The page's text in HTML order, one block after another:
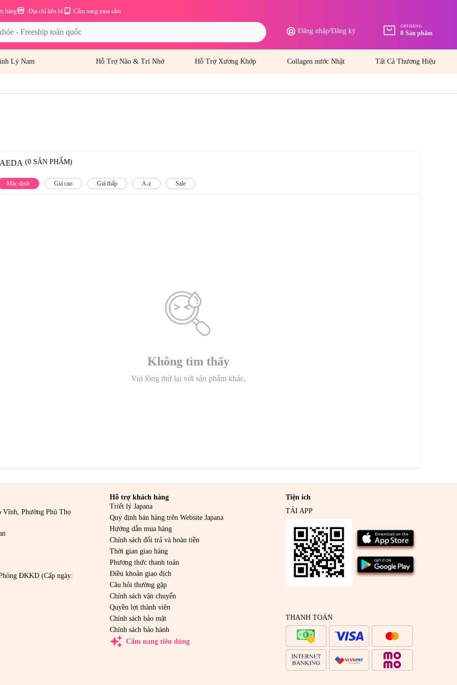
Cẩm nang mua sắm
Địa chỉ liên hệ
hàng
Đăng nhập/Đăng ký
GIỎ HÀNG
0 Sản phẩm
Lý Nam Hỗ Trợ Não & Trí Nhớ Hỗ Trợ Xương Khớp Collagen nước Nhật Tất Cả Thương Hiệu
(0 SẢN PHẨM)
Mặc định Giá cao Giá thấp A-z Sale
Không tìm thấy
Vui lòng thử lại với sản phẩm khác.
Vĩnh, Phường Phú Thọ
ĐKKD (Cấp ngày:
Hỗ trợ khách hàng
Triết lý Japana
Quy định bán hàng trên Website Japana
Hướng dẫn mua hàng
Chính sách đổi trả và hoàn tiền
Thời gian giao hàng
Phương thức thanh toán
Điều khoản giao dịch
Câu hỏi thường gặp
Chính sách vận chuyển
Quyền lợi thành viên
Chính sách bảo mật
Chính sách bảo hành
auto_awesome Cẩm nang tiêu dùng
Tiện ích
TẢI APP
THANH TOÁN